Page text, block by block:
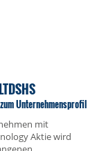
zum Unternehmensprofil
mit
Aktie wird